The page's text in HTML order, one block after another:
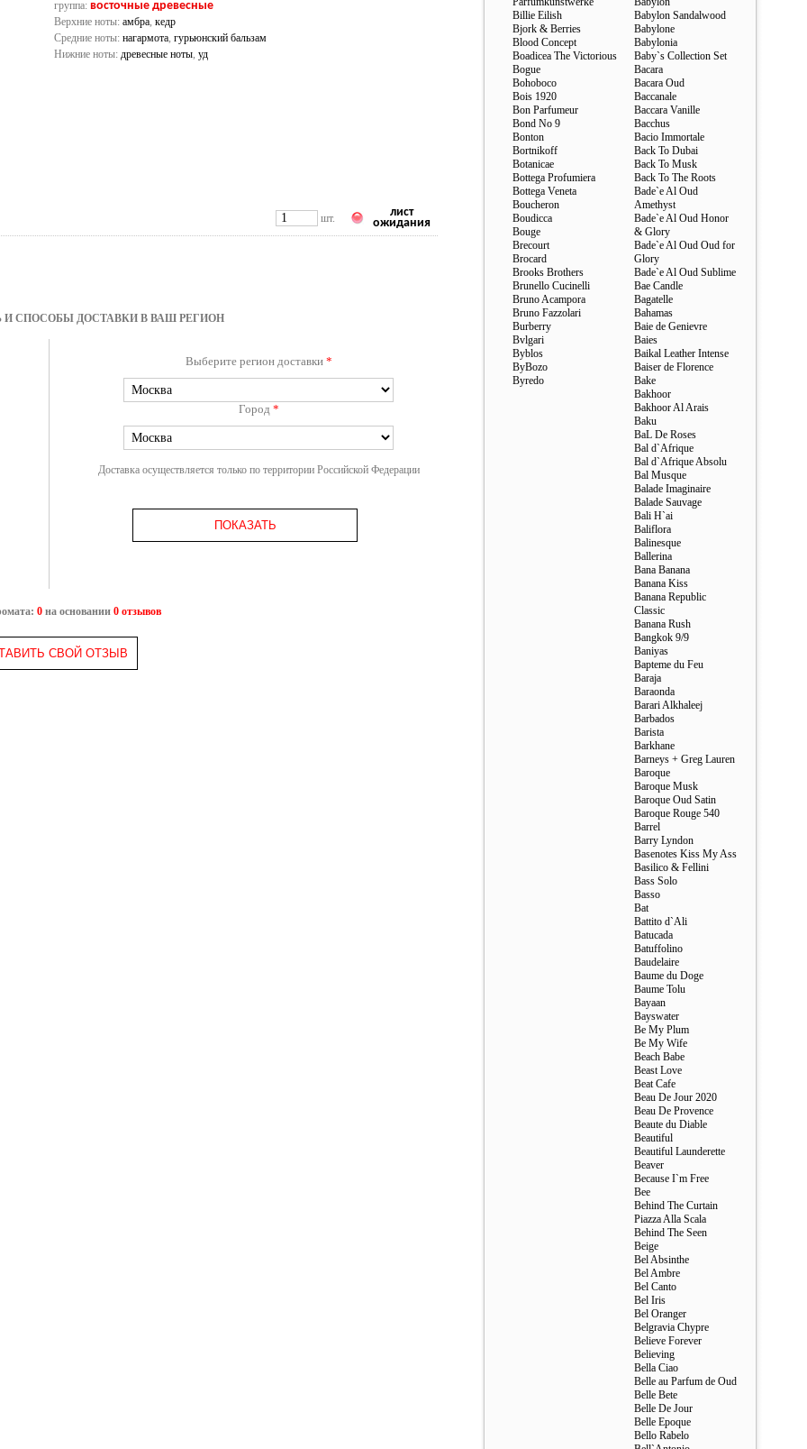
группа: восточные древесные
Верхние ноты: амбра, кедр
Средние ноты: нагармота, гурьюнский бальзам
Нижние ноты: древесные ноты, уд
шт.
лист
ожидания
И СПОСОБЫ ДОСТАВКИ В ВАШ РЕГИОН
Выберите регион доставки *
Город *
Доставка осуществляется только по территории Российской Федерации
ПОКАЗАТЬ
0на основании 0 отзывов
СВОЙ ОТЗЫВ
Billie Eilish
Bjork & Berries
Blood Concept
Boadicea The Victorious
Bogue
Bohoboco
Bois 1920
Bon Parfumeur
Bond No 9
Bonton
Bortnikoff
Botanicae
Bottega Profumiera
Bottega Veneta
Boucheron
Boudicca
Bouge
Brecourt
Brocard
Brooks Brothers
Brunello Cucinelli
Bruno Acampora
Bruno Fazzolari
Burberry
Bvlgari
Byblos
ByBozo
Byredo
Babylon Sandalwood
Babylone
Babylonia
Baby`s Collection Set
Bacara
Bacara Oud
Baccanale
Baccara Vanille
Bacchus
Bacio Immortale
Back To Dubai
Back To Musk
Back To The Roots
Bade`e Al Oud
Amethyst
Bade`e Al Oud Honor
& Glory
Bade`e Al Oud Oud for
Glory
Bade`e Al Oud Sublime
Bae Candle
Bagatelle
Bahamas
Baie de Genievre
Baies
Baikal Leather Intense
Baiser de Florence
Bake
Bakhoor
Bakhoor Al Arais
Baku
BaL De Roses
Bal d`Afrique
Bal d`Afrique Absolu
Bal Musque
Balade Imaginaire
Balade Sauvage
Bali H`ai
Baliflora
Balinesque
Ballerina
Bana Banana
Banana Kiss
Banana Republic
Classic
Banana Rush
Bangkok 9/9
Baniyas
Bapteme du Feu
Baraja
Baraonda
Barari Alkhaleej
Barbados
Barista
Barkhane
Barneys + Greg Lauren
Baroque
Baroque Musk
Baroque Oud Satin
Baroque Rouge 540
Barrel
Barry Lyndon
Basenotes Kiss My Ass
Basilico & Fellini
Bass Solo
Basso
Bat
Battito d`Ali
Batucada
Batuffolino
Baudelaire
Baume du Doge
Baume Tolu
Bayaan
Bayswater
Be My Plum
Be My Wife
Beach Babe
Beast Love
Beat Cafe
Beau De Jour 2020
Beau De Provence
Beaute du Diable
Beautiful
Beautiful Launderette
Beaver
Because I`m Free
Bee
Behind The Curtain
Piazza Alla Scala
Behind The Seen
Beige
Bel Absinthe
Bel Ambre
Bel Canto
Bel Iris
Bel Oranger
Belgravia Chypre
Believe Forever
Believing
Bella Ciao
Belle au Parfum de Oud
Belle Bete
Belle De Jour
Belle Epoque
Bello Rabelo